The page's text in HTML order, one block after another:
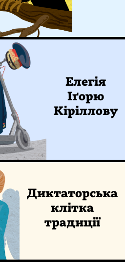
Елегія
Іґорю
Кіріллову
Диктаторська
клітка
традиції